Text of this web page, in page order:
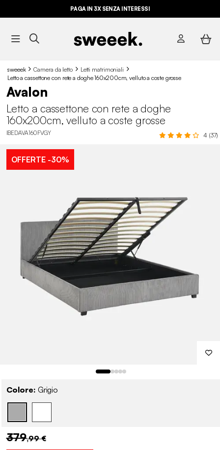
PAGA IN 3X SENZA INTERESSI
sweeek Camera da letto
Letti matrimoniali
Letto a cassettone con rete a doghe 160x200cm, velluto a coste grosse
Avalon
Letto a cassettone con rete a doghe
160x200cm, velluto a coste grosse
IBEDAVA160FVGY 4 (37)
OFFERTE-30%
Colore: Grigio
379,99 €